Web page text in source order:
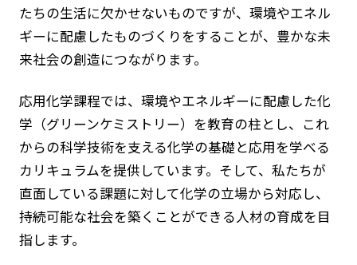
たちの生活に欠かせないものですが、環境やエネル
ギーに配慮したものづくりをすることが、豊かな未
来社会の創造につながります。
応用化学課程では、環境やエネルギーに配慮した化
学（グリーンケミストリー）を教育の柱とし、これ
からの科学技術を支える化学の基礎と応用を学べる
カリキュラムを提供しています。そして、私たちが
直面している課題に対して化学の立場から対応し、
持続可能な社会を築くことができる人材の育成を目
指します。